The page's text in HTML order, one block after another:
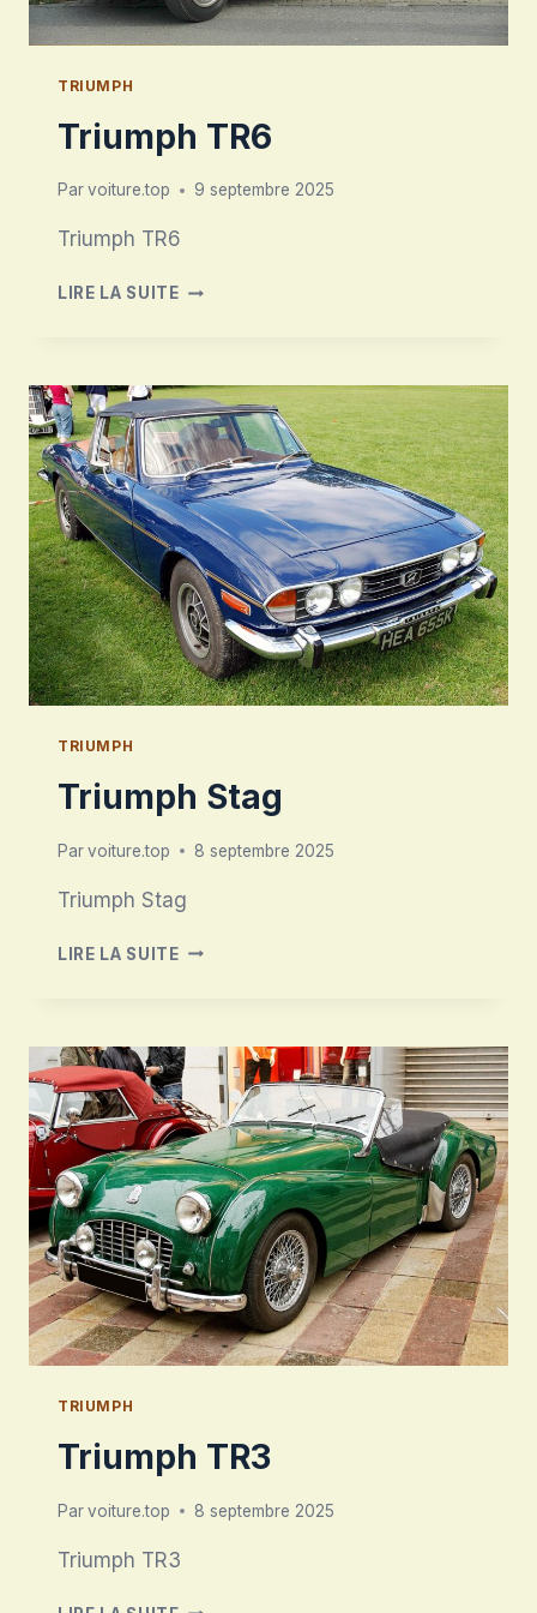
TRIUMPH
Triumph TR6
Parvoiture.top 9 septembre 2025
Triumph TR6
LIRE LA SUITETRIUMPH
TRIUMPH
Triumph Stag
Parvoiture.top 8 septembre 2025
Triumph Stag
LIRE LA SUITETRIUMPH
TRIUMPH
Triumph TR3
Parvoiture.top 8 septembre 2025
Triumph TR3
TRIUMPH